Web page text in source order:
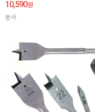
10,590원
본사